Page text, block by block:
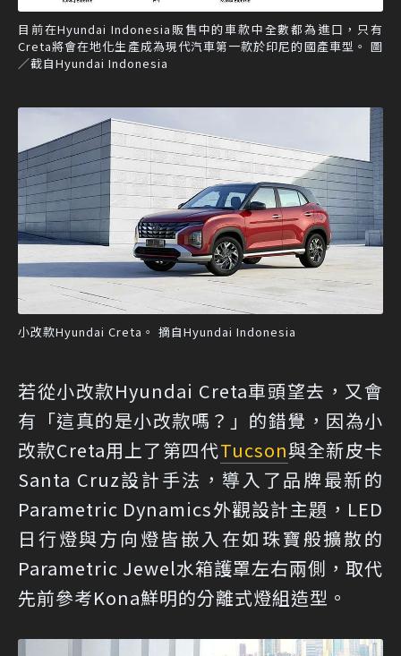
目前在Hyundai Indonesia販售中的車款中全數都為進口，只有
Creta將會在地化生產成為現代汽車第一款於印尼的國產車型。 圖
／截自Hyundai Indonesia
小改款Hyundai Creta。 摘自Hyundai Indonesia
若從小改款Hyundai Creta車頭望去，又會
有「這真的是小改款嗎？」的錯覺，因為小
改款Creta用上了第四代Tucson與全新皮卡
Santa Cruz設計手法，導入了品牌最新的
Parametric Dynamics外觀設計主題，LED
日行燈與方向燈皆嵌入在如珠寶般擴散的
Parametric Jewel水箱護罩左右兩側，取代
先前參考Kona鮮明的分離式燈組造型。